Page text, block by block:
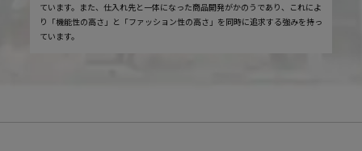
ています。また、仕入れ先と一体になった商品開発がかのうであり、これによ
り「機能性の高さ」と「ファッション性の高さ」を同時に追求する強みを持っ
ています。